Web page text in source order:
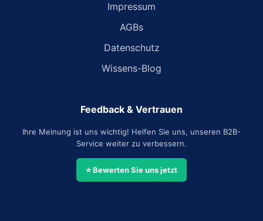
Impressum
AGBs
Datenschutz
Wissens-Blog
Feedback & Vertrauen
Ihre Meinung ist uns wichtig! Helfen Sie uns, unseren B2B-
Service weiter zu verbessern.
⭐ Bewerten Sie uns jetzt